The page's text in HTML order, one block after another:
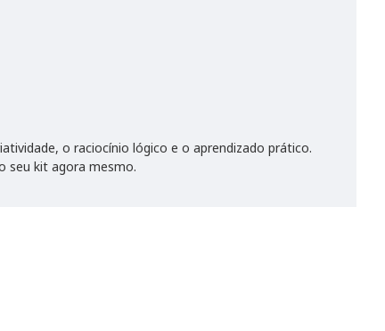
o raciocínio lógico e o aprendizado prático.
seu kit agora mesmo.